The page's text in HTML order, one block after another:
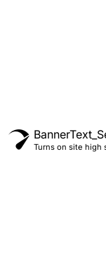
Turns on site high